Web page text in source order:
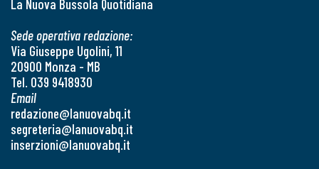
La Nuova Bussola Quotidiana
Sede operativa redazione:
Via Giuseppe Ugolini, 11
20900 Monza - MB
Tel. 039 9418930
Email
redazione@lanuovabq.it
segreteria@lanuovabq.it
inserzioni@lanuovabq.it